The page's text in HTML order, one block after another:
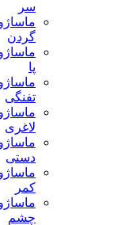
ماساژور
ماساژور
ماساژور
تفنگی
ماساژور
لاغری
ماساژور
دستی
ماساژور
ماساژور